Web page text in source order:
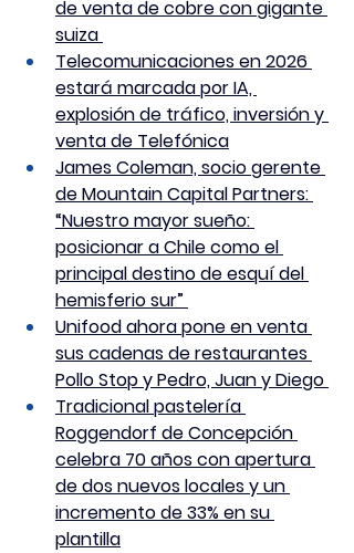
de venta de cobre con gigante
suiza
Telecomunicaciones en 2026
estará marcada por IA,
explosión de tráfico, inversión y
venta de Telefónica
James Coleman, socio gerente
de Mountain Capital Partners:
“Nuestro mayor sueño:
posicionar a Chile como el
principal destino de esquí del
hemisferio sur”
Unifood ahora pone en venta
sus cadenas de restaurantes
Pollo Stop y Pedro, Juan y Diego
Tradicional pastelería
Roggendorf de Concepción
celebra 70 años con apertura
de dos nuevos locales y un
incremento de 33% en su
plantilla